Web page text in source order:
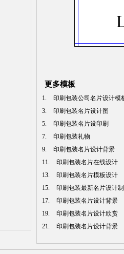
更多模板
1.
印刷包装公司名片设计模
3.
印刷包装名片设计图
5.
印刷包装名片设印刷
7.
印刷包装礼物
9.
印刷包装名片设计背景
11.
印刷包装名片在线设计
13.
印刷包装名片模板设计
15.
印刷包装最新名片设计
17.
印刷包装名片设计背景
19.
印刷包装名片设计欣赏
21.
印刷包装名片设计背景